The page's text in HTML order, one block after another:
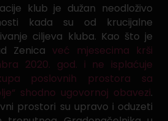
klub je dužan neodloživo
kada su od krucijalne
ciljeva kluba. Kao što je
Zenica već mjesecima krši
2020. god. i ne isplaćuje
poslovnih prostora sa
shodno ugovornoj obavezi.
prostori su upravo i oduzeti